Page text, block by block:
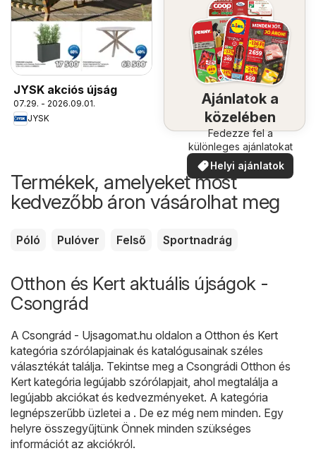
JYSK akciós újság
07.29. - 2026.09.01.
JYSK
Ajánlatok a
közelében
Fedezze fel a
különleges ajánlatokat
Helyi ajánlatok
Termékek, amelyeket most
kedvezőbb áron vásárolhat meg
Póló Pulóver Felső Sportnadrág
Otthon és Kert aktuális újságok -
Csongrád
A Csongrád - Ujsagomat.hu oldalon a Otthon és Kert
kategória szórólapjainak és katalógusainak széles
választékát találja. Tekintse meg a Csongrádi Otthon és
Kert kategória legújabb szórólapjait, ahol megtalálja a
legújabb akciókat és kedvezményeket. A kategória
legnépszerűbb üzletei a . De ez még nem minden. Egy
helyre összegyűjtünk Önnek minden szükséges
információt az akciókról.